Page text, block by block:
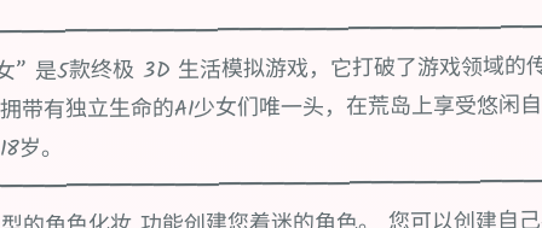
” 是5款终极 3D 生活模拟游戏，它打破了游戏领域的
带有独立生命的AI少女们唯一头，在荒岛上享受悠闲
岁。